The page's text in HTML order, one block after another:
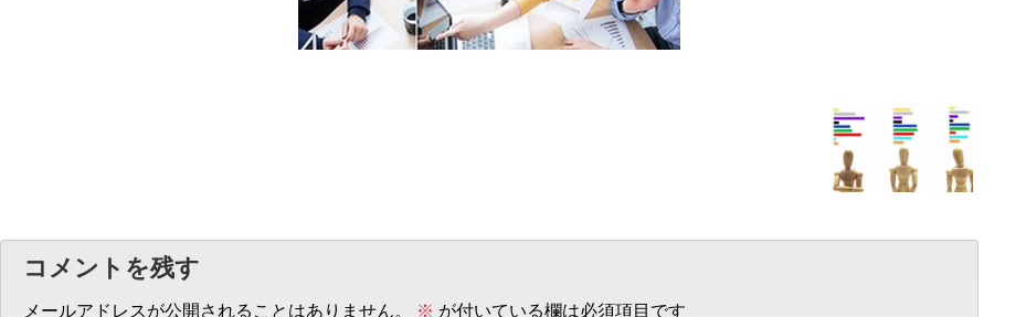
コメントを残す
メールアドレスが公開されることはありません。 ※ が付いている欄は必須項目です